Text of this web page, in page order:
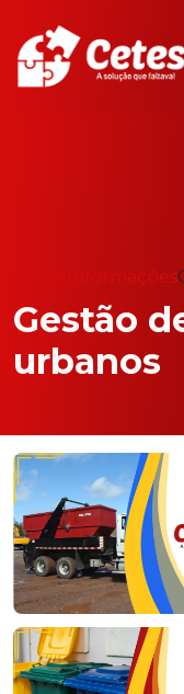
Informações
Gestão
urbanos